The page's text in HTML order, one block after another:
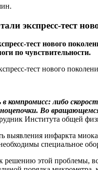
экспресс-тест
тест нового
по чувствительности.
в компромисс: либо
Во
Института общей
выявления инфаркта
специальное
этой проблемы,